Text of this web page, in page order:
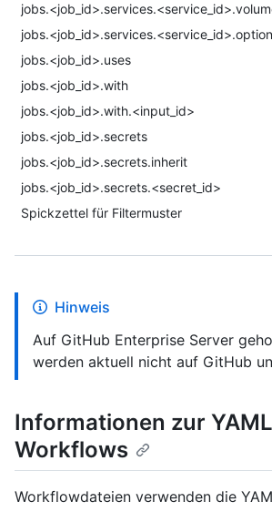
jobs.<job_id>.uses
jobs.<job_id>.with
jobs.<job_id>.with.<input_id>
jobs.<job_id>.secrets
jobs.<job_id>.secrets.inherit
jobs.<job_id>.secrets.<secret_id>
Spickzettel für Filtermuster
Hinweis
Auf GitHub Enterprise Server
werden aktuell nicht auf GitHub
Informationen zur
Workflows
Workflowdateien verwenden die